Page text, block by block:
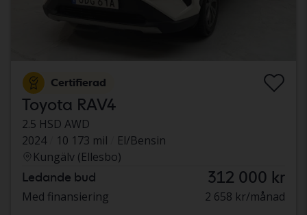
Certifierad
Toyota RAV4
2.5 HSD AWD
2024
10 173 mil
El/Bensin
Kungälv (Ellesbo)
Ledande bud 312 000 kr
Med finansiering 2 658 kr/månad